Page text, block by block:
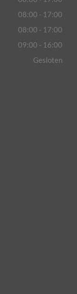
08:00 - 17:00
08:00 - 17:00
09:00 - 16:00
Gesloten